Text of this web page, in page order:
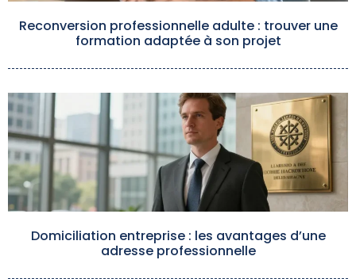
Reconversion professionnelle adulte : trouver une
formation adaptée à son projet
Domiciliation entreprise : les avantages d’une
adresse professionnelle